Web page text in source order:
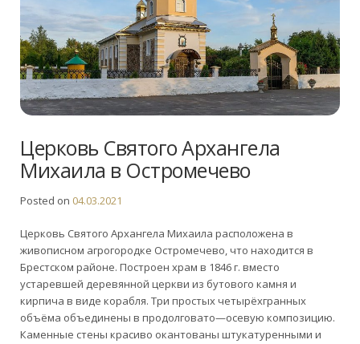
Церковь Святого Архангела
Михаила в Остромечево
Posted on 04.03.2021
Церковь Святого Архангела Михаила расположена в
живописном агрогородке Остромечево, что находится в
Брестском районе. Построен храм в 1846 г. вместо
устаревшей деревянной церкви из бутового камня и
кирпича в виде корабля. Три простых четырёхгранных
объёма объединены в продолговато—осевую композицию.
Каменные стены красиво окантованы штукатуренными и